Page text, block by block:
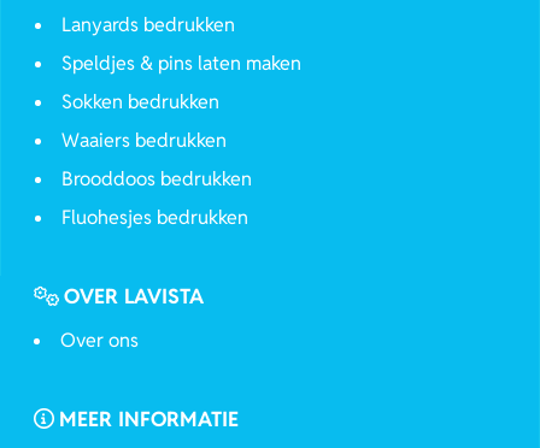
Lanyards bedrukken
Speldjes & pins laten maken
Sokken bedrukken
Waaiers bedrukken
Brooddoos bedrukken
Fluohesjes bedrukken
OVER LAVISTA
Over ons
MEER INFORMATIE